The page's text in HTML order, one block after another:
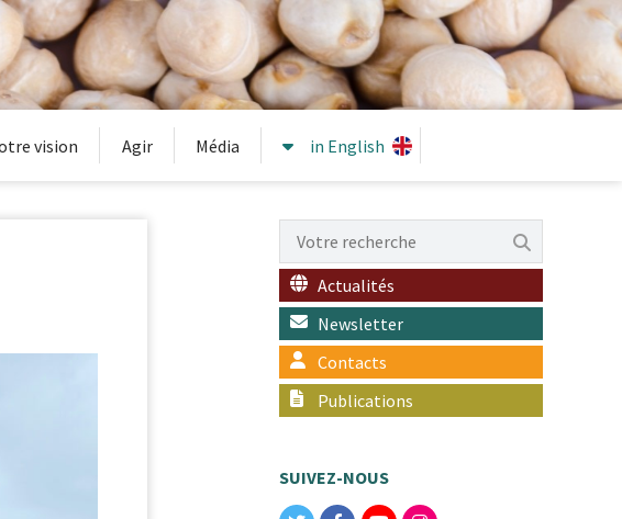
vision Agir Média in English
Actualités
Newsletter
Contacts
Publications
SUIVEZ-NOUS